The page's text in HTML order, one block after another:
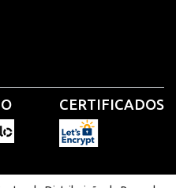
CERTIFICADOS